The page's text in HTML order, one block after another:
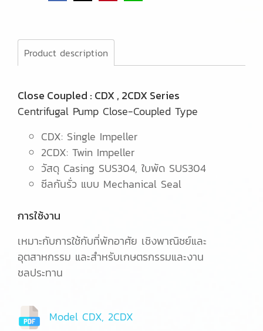
Product description
Close Coupled : CDX , 2CDX Series
Centrifugal Pump Close-Coupled Type
CDX: Single Impeller
2CDX: Twin Impeller
วัสดุ Casing SUS304, ใบพัด SUS304
ซีลกันรั่ว แบบ Mechanical Seal
การใช้งาน
เหมาะกับการใช้กับที่พักอาศัย เชิงพาณิชย์และ
อุตสาหกรรม และสำหรับเกษตรกรรมและงาน
ชลประทาน
Model CDX, 2CDX